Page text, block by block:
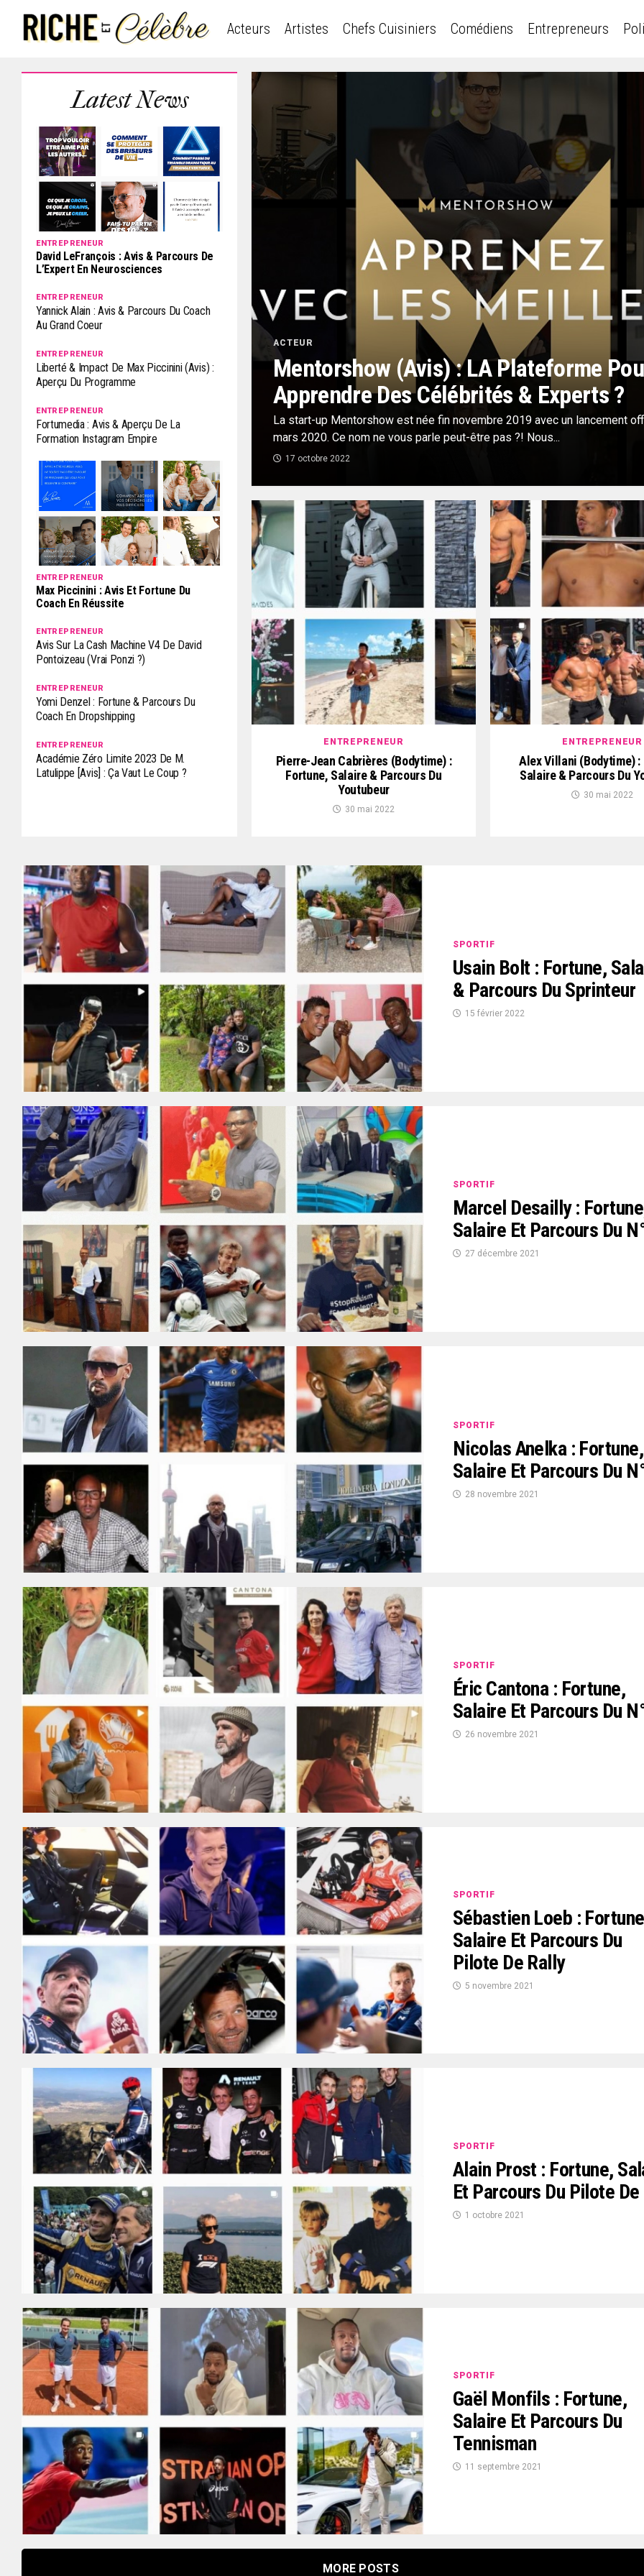
Acteurs Artistes Chefs Cuisiniers Comédiens Entrepreneurs
ACTEUR
Mentorshow (Avis) : LA Plateforme
Apprendre Des Célébrités & Experts ?
La start-up Mentorshow est née fin novembre 2019 avec un lancement
mars 2020. Ce nom ne vous parle peut-être pas ?! Nous...
17 octobre 2022
ENTREPRENEUR
Pierre-Jean Cabrières (Bodytime) :
Fortune, Salaire & Parcours Du
Youtubeur
30 mai 2022
ENTREPRENEUR
Alex Villani (Bodytime) :
Salaire & Parcours Du
30 mai 2022
Latest News
ENTREPRENEUR
David LeFrançois : Avis & Parcours De
L’Expert En Neurosciences
ENTREPRENEUR
Yannick Alain : Avis & Parcours Du Coach
Au Grand Coeur
ENTREPRENEUR
Liberté & Impact De Max Piccinini (Avis) :
Aperçu Du Programme
ENTREPRENEUR
Fortumedia : Avis & Aperçu De La
Formation Instagram Empire
ENTREPRENEUR
Max Piccinini : Avis Et Fortune Du
Coach En Réussite
ENTREPRENEUR
Avis Sur La Cash Machine V4 De David
Pontoizeau (Vrai Ponzi ?)
ENTREPRENEUR
Yomi Denzel : Fortune & Parcours Du
Coach En Dropshipping
ENTREPRENEUR
Académie Zéro Limite 2023 De M.
Latulippe [Avis] : Ça Vaut Le Coup ?
SPORTIF
Usain Bolt : Fortune,
& Parcours Du Sprinteur
15 février 2022
SPORTIF
Marcel Desailly :
Salaire Et Parcours Du
27 décembre 2021
SPORTIF
Nicolas Anelka : Fortune,
Salaire Et Parcours Du
28 novembre 2021
SPORTIF
Éric Cantona : Fortune,
Salaire Et Parcours Du
26 novembre 2021
SPORTIF
Sébastien Loeb :
Salaire Et Parcours Du
Pilote De Rally
5 novembre 2021
SPORTIF
Alain Prost : Fortune,
Et Parcours Du Pilote De
1 octobre 2021
SPORTIF
Gaël Monfils : Fortune,
Salaire Et Parcours Du
Tennisman
11 septembre 2021
MORE POSTS